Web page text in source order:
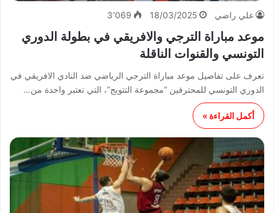
علي راضي 18/03/2025 3٬069
موعد مباراة الترجي والافريقي في بطولة الدوري
التونسي والقنوات الناقلة
تعرف على تفاصيل موعد مباراة الترجي الرياضي ضد النادي الافريقي في
الدوري التونسي للمحترفين “مجموعة التتويج”، التي تعتبر واحدة من…
أكمل القراءة »